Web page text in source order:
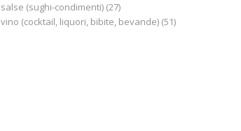
salse (sughi-condimenti) (27)
vino (cocktail, liquori, bibite, bevande) (51)